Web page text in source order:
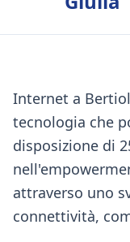
Internet a
tecnologia che
disposizione di
attraverso uno
connettività,